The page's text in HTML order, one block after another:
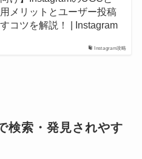
Instagram攻略
メリットとユーザー投稿
コツを解説！ | Instagram
検索・発見されやす